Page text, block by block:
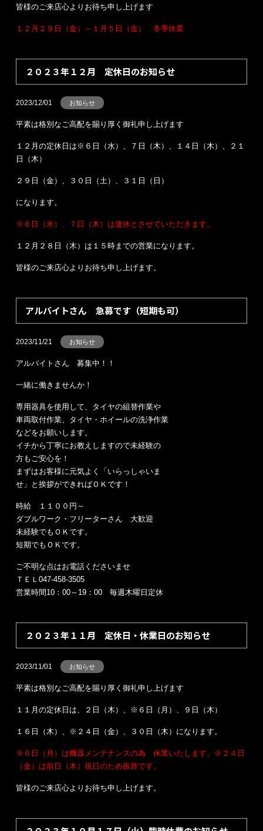
皆様のご来店心よりお待ち申し上げます
１２月２９日（金）～１月５日（金） 冬季休業
２０２３年１２月 定休日のお知らせ
2023/12/01 お知らせ
平素は格別なご高配を賜り厚く御礼申し上げます
１２月の定休日は※６日（水）、７日（木）、１４日（木）、２１
日（木）
２９日（金）、３０日（土）、３１日（日）
になります。
※６日（水）、７日（木）は連休とさせていただきます。
１２月２８日（木）は１５時までの営業になります。
皆様のご来店心よりお待ち申し上げます。
アルバイトさん 急募です（短期も可）
2023/11/21 お知らせ
アルバイトさん 募集中！！
一緒に働きませんか！
専用器具を使用して、タイヤの組替作業や
車両取付作業、タイヤ・ホイールの洗浄作業
などをお願いします。
イチから丁寧にお教えしますので未経験の
方もご安心を！
まずはお客様に元気よく「いらっしゃいま
せ」と挨拶ができればＯＫです！
時給 １１００円～
ダブルワーク・フリーターさん 大歓迎
未経験でもＯＫです。
短期でもＯＫです。
ご不明な点はお電話くださいませ
ＴＥＬ047-458-3505
営業時間10：00～19：00 毎週木曜日定休
２０２３年１１月 定休日・休業日のお知らせ
2023/11/01 お知らせ
平素は格別なご高配を賜り厚く御礼申し上げます
１１月の定休日は、２日（木）、※６日（月）、９日（木）
１６日（木）、※２４日（金）、３０日（木）になります。
※６日（月）は機器メンテナンスの為 休業いたします。※２４日
（金）は前日（木）祝日のため振替です。
皆様のご来店心よりお待ち申し上げます。